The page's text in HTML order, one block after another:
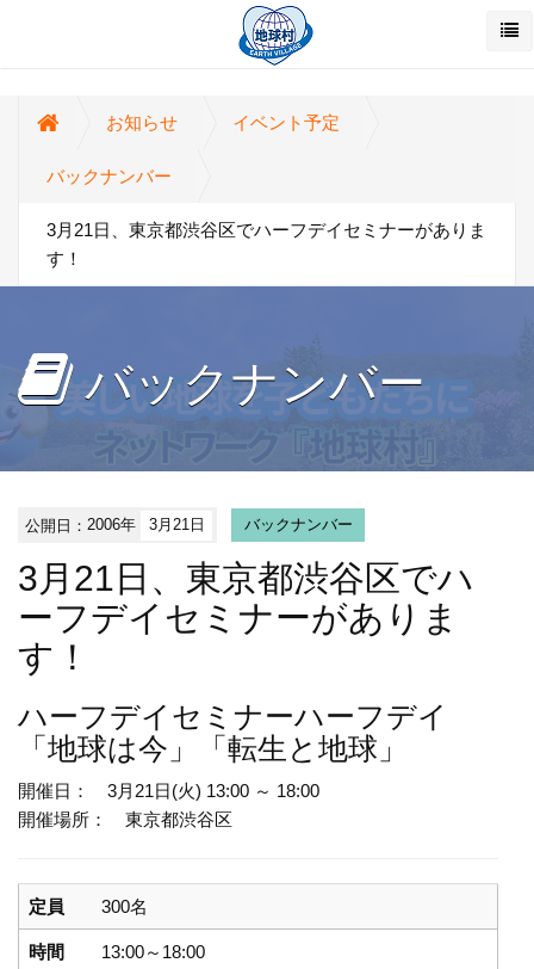
お知らせ イベント予定
バックナンバー
3月21日、東京都渋谷区でハーフデイセミナーがありま
す！
バックナンバー
公開日：2006年 3月21日 バックナンバー
3月21日、東京都渋谷区でハ
ーフデイセミナーがありま
す！
ハーフデイセミナーハーフデイ
「地球は今」「転生と地球」
開催日： 3月21日(火) 13:00 ～ 18:00
開催場所： 東京都渋谷区
定員 300名
時間 13:00～18:00